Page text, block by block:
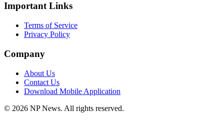
Important Links
Terms of Service
Privacy Policy
Company
About Us
Contact Us
Download Mobile Application
© 2026 NP News. All rights reserved.